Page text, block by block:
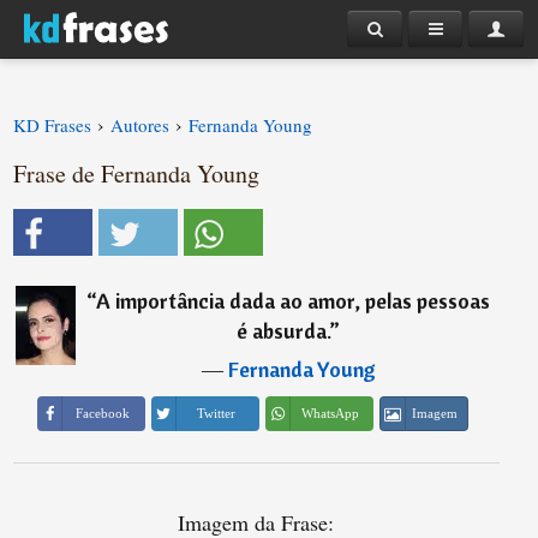
KD Frases › Autores › Fernanda Young
Frase de Fernanda Young
“A importância dada ao amor, pelas pessoas
é absurda.”
―Fernanda Young
Facebook Twitter WhatsApp Imagem
Imagem da Frase: